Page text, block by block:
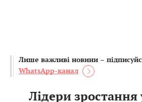
Лише важливі новини –
WhatsApp-канал
Лідери зростання